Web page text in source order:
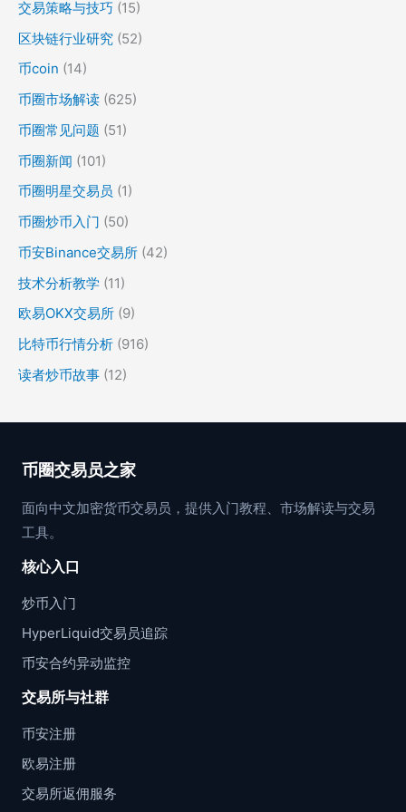
交易策略与技巧 (15)
区块链行业研究 (52)
币coin (14)
币圈市场解读 (625)
币圈常见问题 (51)
币圈新闻 (101)
币圈明星交易员 (1)
币圈炒币入门 (50)
币安Binance交易所 (42)
技术分析教学 (11)
欧易OKX交易所 (9)
比特币行情分析 (916)
读者炒币故事 (12)
币圈交易员之家
面向中文加密货币交易员，提供入门教程、市场解读与交易
工具。
核心入口
炒币入门
HyperLiquid交易员追踪
币安合约异动监控
交易所与社群
币安注册
欧易注册
交易所返佣服务